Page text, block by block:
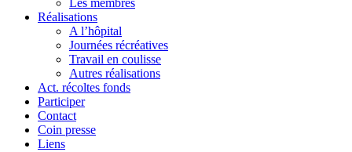
Les membres
Réalisations
A l’hôpital
Journées récréatives
Travail en coulisse
Autres réalisations
Act. récoltes fonds
Participer
Contact
Coin presse
Liens